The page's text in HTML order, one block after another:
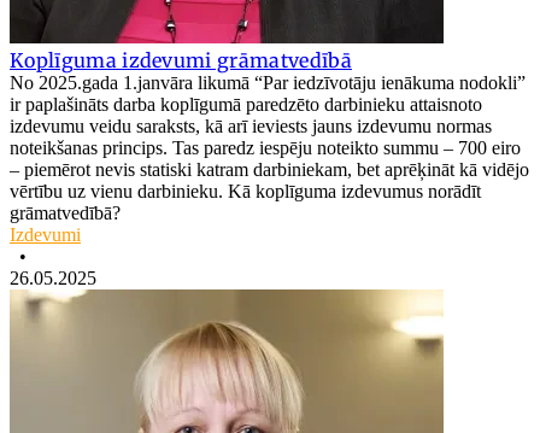
Koplīguma izdevumi grāmatvedībā
No 2025.gada 1.janvāra likumā “Par iedzīvotāju ienākuma nodokli”
ir paplašināts darba koplīgumā paredzēto darbinieku attaisnoto
izdevumu veidu saraksts, kā arī ieviests jauns izdevumu normas
noteikšanas princips. Tas paredz iespēju noteikto summu – 700 eiro
– piemērot nevis statiski katram darbiniekam, bet aprēķināt kā vidējo
vērtību uz vienu darbinieku. Kā koplīguma izdevumus norādīt
grāmatvedībā?
Izdevumi
•
26.05.2025